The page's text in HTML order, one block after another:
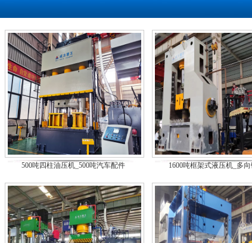
500吨四柱油压机_500吨汽车配件 1600吨框架式液压机_多